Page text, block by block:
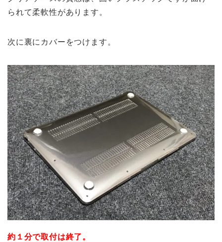
られて柔軟性があります。
次に裏にカバーをつけます。
約１分で取付は終了。